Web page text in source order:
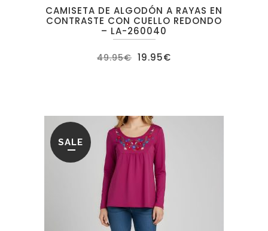
CAMISETA DE ALGODÓN A RAYAS EN
CONTRASTE CON CUELLO REDONDO
– LA-260040
49.95€ El
precio
19.95€
SALE